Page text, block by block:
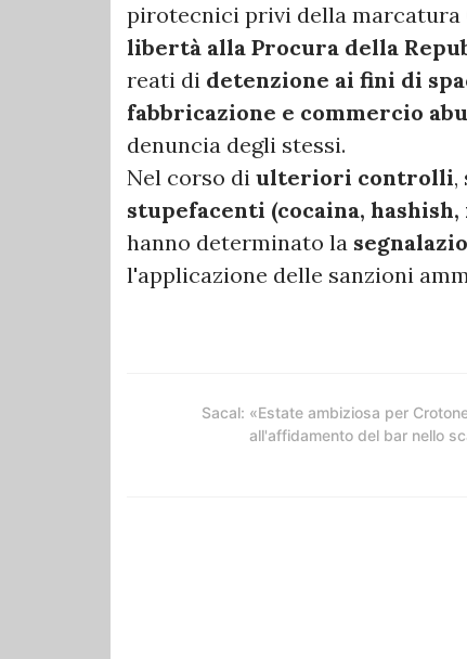
pirotecnici privi della marcatura
libertà alla Procura della
reati di detenzione ai fini di
fabbricazione e commercio
denuncia degli stessi.
Nel corso di ulteriori controlli,
stupefacenti (cocaina, hashish,
hanno determinato la
l'applicazione delle sanzioni
Sacal: «Estate ambiziosa per
all'affidamento del bar nello